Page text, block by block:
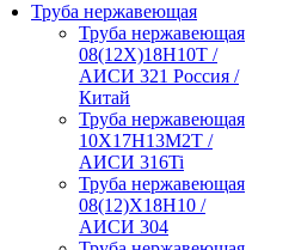
Труба нержавеющая
Труба нержавеющая
08(12Х)18Н10Т /
АИСИ 321 Россия /
Китай
Труба нержавеющая
10Х17Н13М2Т /
АИСИ 316Ti
Труба нержавеющая
08(12)Х18Н10 /
АИСИ 304